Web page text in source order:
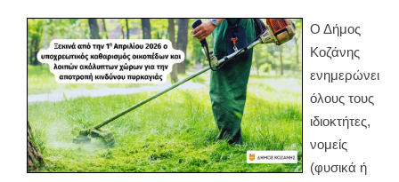
Ο Δήμος
Κοζάνης
ενημερώνει
όλους τους
ιδιοκτήτες,
νομείς
(φυσικά ή